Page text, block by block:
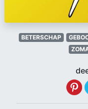
BETERSCHAP